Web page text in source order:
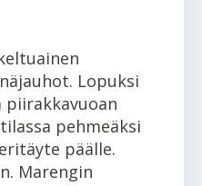
Lopuksi
piirakkavuoan
pehmeäksi
päälle.
Marengin